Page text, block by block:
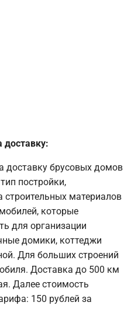
доставку:
доставку брусовых домов
постройки,
материалов
которые
для организации
домики, коттеджи
Для больших строений
Доставка до 500 км
Далее стоимость
150 рублей за